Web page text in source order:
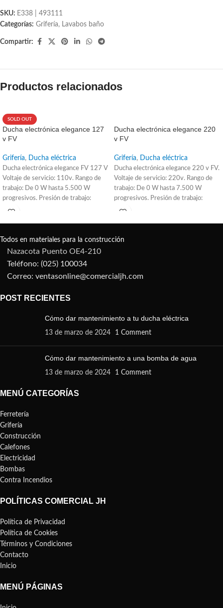
SKU: E338 | 493111
Categorías: Grifería, Lavabos baño
Compartir:
Productos relacionados
SOLD OUT
Ducha electrónica elegance 127
v FV
Grifería, Ducha eléctrica
Ducha electrónica elegance FV 127 V
Voltaje de servicio: 110v. Rango de
trabajo: De 0 W hasta 5.500 W
progresivos. Presión de trabajo:
Mínima 1,42 PSI – Máxima 56,89
contra choque eléctrico.
Ducha electrónica elegance 220
v FV
Grifería, Ducha eléctrica
Ducha electrónica elegance 220 v FV.
Voltaje de servicio: 220v. Rango de
trabajo: De 0 W hasta 7.500 W
progresivos. Presión de trabajo:
Mínima 1,42 PSI – Máxima 56,89
contra choque eléctrico.
Todos en materiales para la construcción
Nazacota Puento OE4-210
Teléfono: (025) 100034
Correo: ventasonline@comercialjh.com
POST RECIENTES
Cómo dar mantenimiento a tu ducha eléctrica
13 de marzo de 2024 1 Comment
Cómo dar mantenimiento a una bomba de agua
13 de marzo de 2024 1 Comment
MENÚ CATEGORÍAS
Ferretería
Grifería
Construcción
Calefones
Electricidad
Bombas
Contra Incendios
POLÍTICAS COMERCIAL JH
Política de Privacidad
Política de Cookies
Términos y Condiciones
Contacto
Inicio
MENÚ PÁGINAS